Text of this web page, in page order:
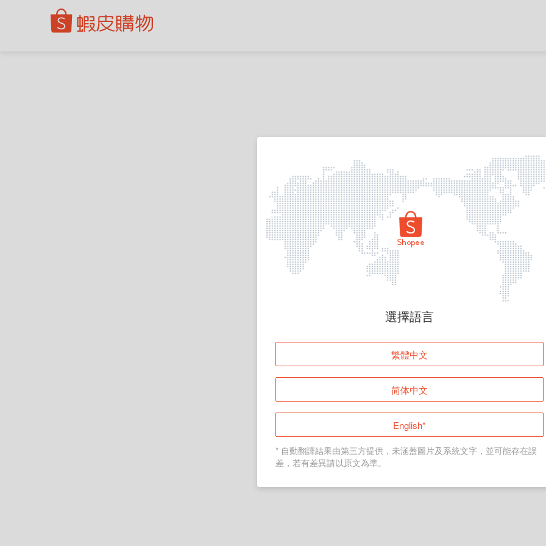
頁面無法顯示
登入
返回首頁
選擇語言
繁體中文
简体中文
English*
* 自動翻譯結果由第三方提供，未涵蓋圖片及系統文字，並可能存在誤
差，若有差異請以原文為準。